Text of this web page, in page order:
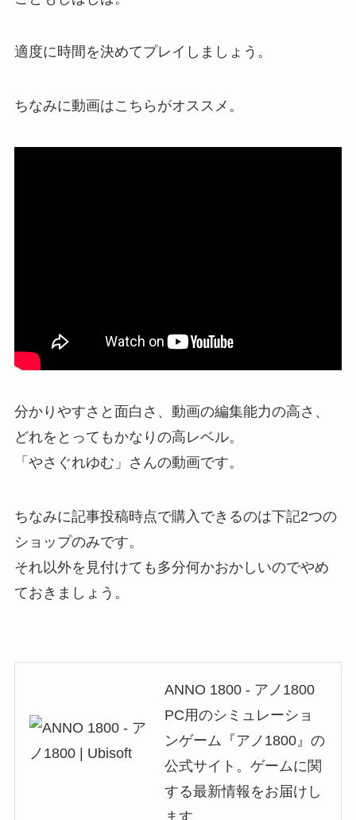
適度に時間を決めてプレイしましょう。
ちなみに動画はこちらがオススメ。
分かりやすさと面白さ、動画の編集能力の高さ、
どれをとってもかなりの高レベル。
「やさぐれゆむ」さんの動画です。
ちなみに記事投稿時点で購入できるのは下記2つの
ショップのみです。
それ以外を見付けても多分何かおかしいのでやめ
ておきましょう。
ANNO 1800 - アノ1800
PC用のシミュレーショ
ンゲーム『アノ1800』の
公式サイト。ゲームに関
する最新情報をお届けし